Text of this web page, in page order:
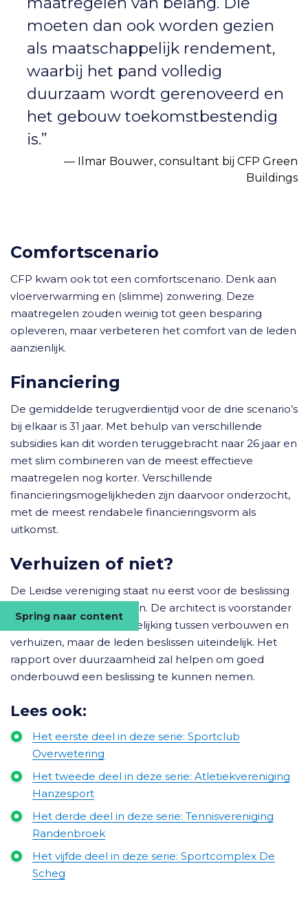
Spring naar content
moeten dan ook worden gezien
als maatschappelijk rendement,
waarbij het pand volledig
duurzaam wordt gerenoveerd en
het gebouw toekomstbestendig
is.”
Ilmar Bouwer, consultant bij CFP Green
Buildings
Comfortscenario
CFP kwam ook tot een comfortscenario. Denk aan
vloerverwarming en (slimme) zonwering. Deze
maatregelen zouden weinig tot geen besparing
opleveren, maar verbeteren het comfort van de leden
aanzienlijk.
Financiering
De gemiddelde terugverdientijd voor de drie scenario’s
bij elkaar is 31 jaar. Met behulp van verschillende
subsidies kan dit worden teruggebracht naar 26 jaar en
met slim combineren van de meest effectieve
maatregelen nog korter. Verschillende
financieringsmogelijkheden zijn daarvoor onderzocht,
met de meest rendabele financieringsvorm als
uitkomst.
Verhuizen of niet?
De Leidse vereniging staat nu eerst voor de beslissing
om te blijven of verhuizen. De architect is voorstander
van een objectieve vergelijking tussen verbouwen en
verhuizen, maar de leden beslissen uiteindelijk. Het
rapport over duurzaamheid zal helpen om goed
onderbouwd een beslissing te kunnen nemen.
Lees ook:
Het eerste deel in deze serie: Sportclub
Overwetering
Het tweede deel in deze serie: Atletiekvereniging
Hanzesport
Het derde deel in deze serie: Tennisvereniging
Randenbroek
Het vijfde deel in deze serie: Sportcomplex De
Scheg